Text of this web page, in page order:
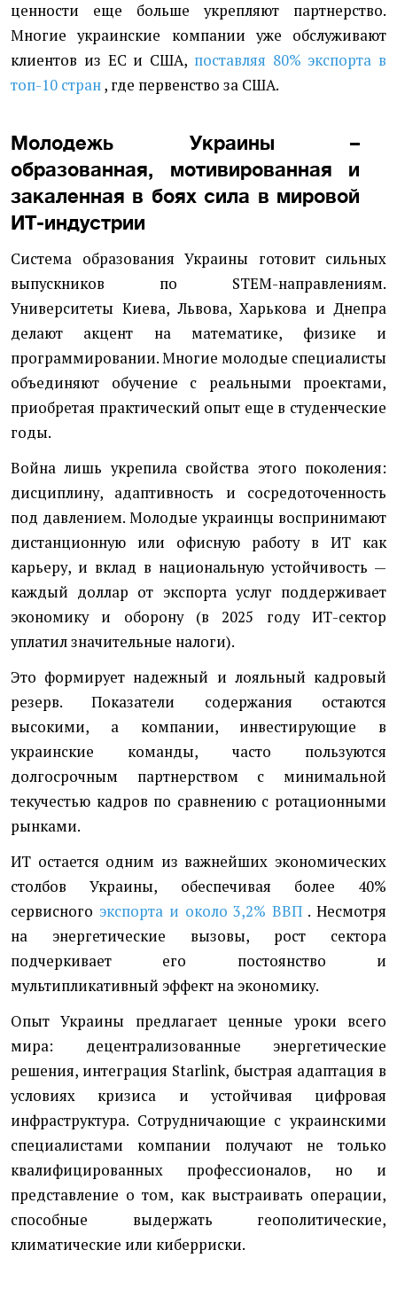
ценности еще больше укрепляют партнерство.
Многие украинские компании уже обслуживают
клиентов из ЕС и США, поставляя 80% экспорта в
топ-10 стран, где первенство за США.
Молодежь Украины –
образованная, мотивированная и
закаленная в боях сила в мировой
ИТ-индустрии
Система образования Украины готовит сильных
выпускников по STEM-направлениям.
Университеты Киева, Львова, Харькова и Днепра
делают акцент на математике, физике и
программировании. Многие молодые специалисты
объединяют обучение с реальными проектами,
приобретая практический опыт еще в студенческие
годы.
Война лишь укрепила свойства этого поколения:
дисциплину, адаптивность и сосредоточенность
под давлением. Молодые украинцы воспринимают
дистанционную или офисную работу в ИТ как
карьеру, и вклад в национальную устойчивость —
каждый доллар от экспорта услуг поддерживает
экономику и оборону (в 2025 году ИТ-сектор
уплатил значительные налоги).
Это формирует надежный и лояльный кадровый
резерв. Показатели содержания остаются
высокими, а компании, инвестирующие в
украинские команды, часто пользуются
долгосрочным партнерством с минимальной
текучестью кадров по сравнению с ротационными
рынками.
ИТ остается одним из важнейших экономических
столбов Украины, обеспечивая более 40%
сервисного экспорта и около 3,2% ВВП . Несмотря
на энергетические вызовы, рост сектора
подчеркивает его постоянство и
мультипликативный эффект на экономику.
Опыт Украины предлагает ценные уроки всего
мира: децентрализованные энергетические
решения, интеграция Starlink, быстрая адаптация в
условиях кризиса и устойчивая цифровая
инфраструктура. Сотрудничающие с украинскими
специалистами компании получают не только
квалифицированных профессионалов, но и
представление о том, как выстраивать операции,
способные выдержать геополитические,
климатические или киберриски.